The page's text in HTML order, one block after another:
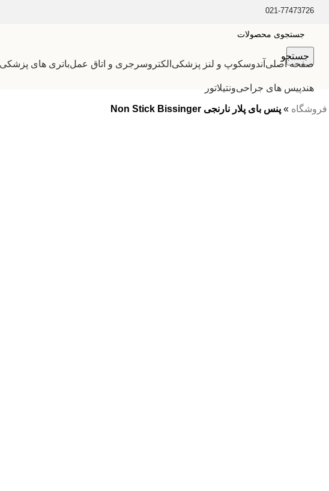
021-77473726
جستجو
صفحه اصلی آندوسکوپ و لنز پزشکی الکتروسرجری و اتاق عملباتری های پزشکی
هندپیس های جراحیونتیلاتور
فروشگاه »پنس بای پلار نارنجی Non Stick Bissinger